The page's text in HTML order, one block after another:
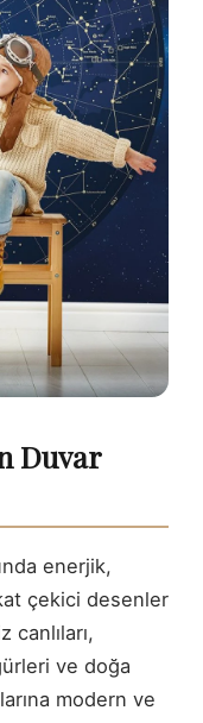
Duvar
enerjik,
çekici desenler
canlıları,
ve doğa
modern ve